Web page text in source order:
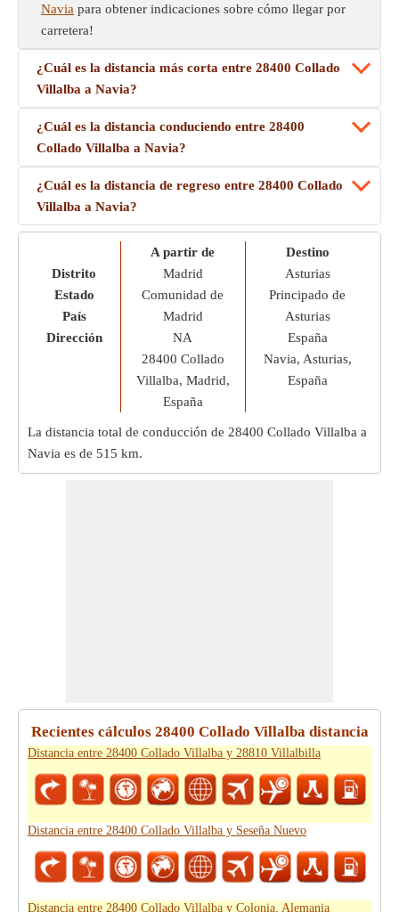
Navia para obtener indicaciones sobre cómo llegar por
carretera!
¿Cuál es la distancia más corta entre 28400 Collado
Villalba a Navia?
¿Cuál es la distancia conduciendo entre 28400
Collado Villalba a Navia?
¿Cuál es la distancia de regreso entre 28400 Collado
Villalba a Navia?
Distrito
Estado
País
Dirección
A partir de
Madrid
Comunidad de
Madrid
NA
28400 Collado
Villalba, Madrid,
España
Destino
Asturias
Principado de
Asturias
España
Navia, Asturias,
España
La distancia total de conducción de 28400 Collado Villalba a
Navia es de 515 km.
Recientes cálculos 28400 Collado Villalba distancia
Distancia entre 28400 Collado Villalba y 28810 Villalbilla
Distancia entre 28400 Collado Villalba y Seseña Nuevo
Distancia entre 28400 Collado Villalba y Colonia, Alemania